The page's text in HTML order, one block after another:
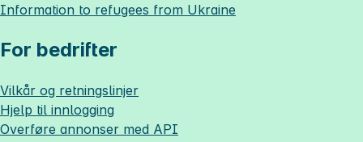
Information to refugees from Ukraine
For bedrifter
Vilkår og retningslinjer
Hjelp til innlogging
Overføre annonser med API